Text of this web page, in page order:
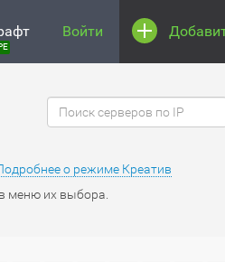
Войти
о режиме Креатив
меню их выбора.